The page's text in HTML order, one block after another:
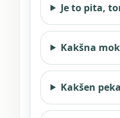
Je to pita,
Kakšna
Kakšen